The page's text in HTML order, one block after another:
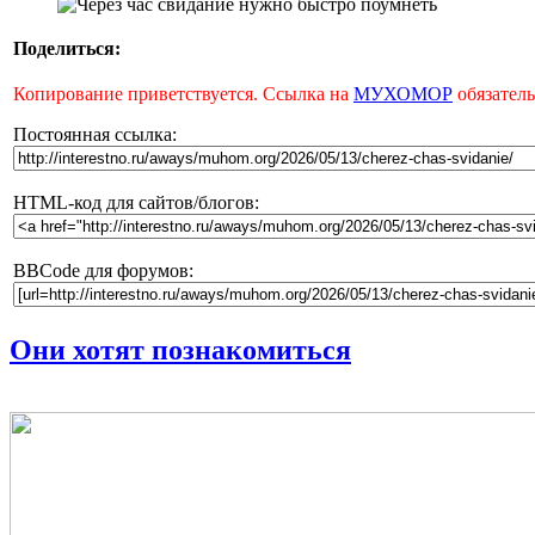
Поделиться:
Копирование приветствуется. Ссылка на МУХОМОР
Постоянная ссылка:
HTML-код для сайтов/блогов:
BBCode для форумов:
Они хотят познакомиться